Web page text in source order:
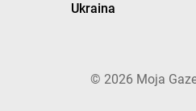
Ukraina
© 2026 Moja